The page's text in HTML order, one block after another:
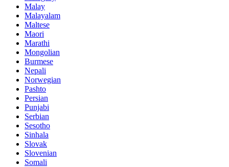
Malay
Malayalam
Maltese
Maori
Marathi
Mongolian
Burmese
Nepali
Norwegian
Pashto
Persian
Punjabi
Serbian
Sesotho
Sinhala
Slovak
Slovenian
Somali